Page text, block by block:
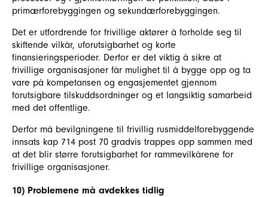
primærforebyggingen og sekundærforebyggingen.
Det er utfordrende for frivillige aktører å forholde seg til
skiftende vilkår, uforutsigbarhet og korte
finansieringsperioder. Derfor er det viktig å sikre at
frivillige organisasjoner får mulighet til å bygge opp og ta
vare på kompetansen og engasjementet gjennom
forutsigbare tilskuddsordninger og et langsiktig samarbeid
med det offentlige.
Derfor må bevilgningene til frivillig rusmiddelforebyggende
innsats kap 714 post 70 gradvis trappes opp sammen med
at det blir større forutsigbarhet for rammevilkårene for
frivillige organisasjoner.
10) Problemene må avdekkes tidlig